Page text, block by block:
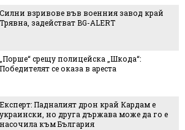
Силни взривове във военния завод край
Трявна, задействат BG-ALERT
„Порше“ срещу полицейска „Шкода“:
Победителят се оказа в ареста
Експерт: Падналият дрон край Кардам е
украински, но друга държава може да го е
насочила към България